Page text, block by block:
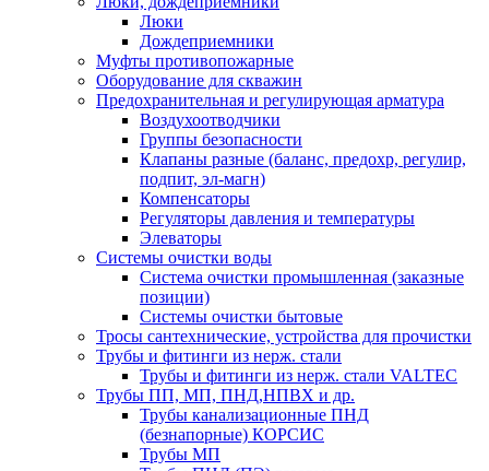
Люки
Дождеприемники
Муфты противопожарные
Оборудование для скважин
Предохранительная и регулирующая арматура
Воздухоотводчики
Группы безопасности
Клапаны разные (баланс, предохр, регулир,
подпит, эл-магн)
Компенсаторы
Регуляторы давления и температуры
Элеваторы
Системы очистки воды
Система очистки промышленная (заказные
позиции)
Системы очистки бытовые
Тросы сантехнические, устройства для прочистки
Трубы и фитинги из нерж. стали
Трубы и фитинги из нерж. стали VALTEC
Трубы ПП, МП, ПНД,НПВХ и др.
Трубы канализационные ПНД
(безнапорные) КОРСИС
Трубы МП